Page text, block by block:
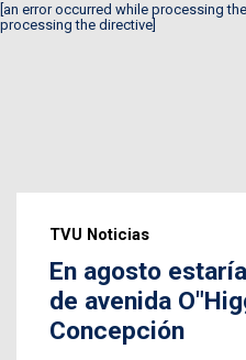
[an error occurred while processing
processing the directive]
TVU Noticias
En agosto
de avenida
Concepción